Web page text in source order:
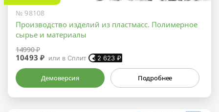
№ 98108
Производство изделий из пластмасс. Полимерное
сырье и материалы
14990 ₽
10493 ₽ или в Сплит 2 623 ₽
Демоверсия Подробнее